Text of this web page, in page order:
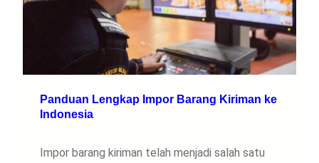
Panduan Lengkap Impor Barang Kiriman ke
Indonesia
Impor barang kiriman telah menjadi salah satu